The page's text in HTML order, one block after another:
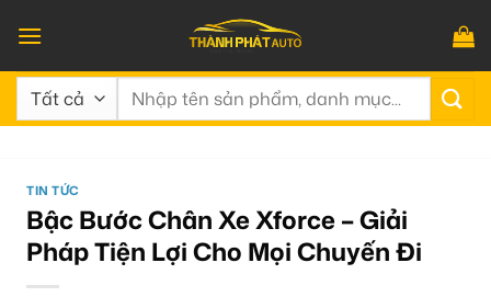
qua
nội
dung
Tìm
TIN TỨC
Bậc Bước Chân Xe Xforce – Giải
Pháp Tiện Lợi Cho Mọi Chuyến Đi